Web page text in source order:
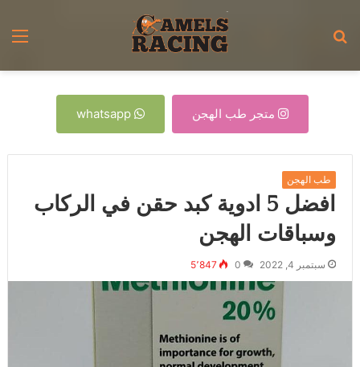
متجر طب الهجن whatsapp
طب الهجن
افضل 5 ادوية كبد حقن في الركاب
وسباقات الهجن
سبتمبر 4, 2022 0 5٬847